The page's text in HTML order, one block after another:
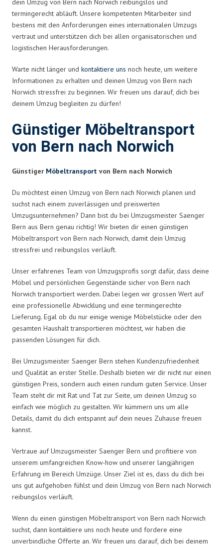
dein Umzug von Bern nach Norwich reibungslos und
termingerecht abläuft. Unsere kompetenten Mitarbeiter sind
bestens mit den Anforderungen eines internationalen Umzugs
vertraut und unterstützen dich bei allen organisatorischen und
logistischen Herausforderungen.
Warte nicht länger und kontaktiere uns noch heute, um weitere
Informationen zu erhalten und deinen Umzug von Bern nach
Norwich stressfrei zu beginnen. Wir freuen uns darauf, dich bei
deinem Umzug begleiten zu dürfen!
Günstiger Möbeltransport
von Bern nach Norwich
Günstiger Möbeltransport von Bern nach Norwich
Du möchtest einen Umzug von Bern nach Norwich planen und
suchst nach einem zuverlässigen und preiswerten
Umzugsunternehmen? Dann bist du bei Umzugsmeister Saenger
Bern aus Bern genau richtig! Wir bieten dir einen günstigen
Möbeltransport von Bern nach Norwich, damit dein Umzug
stressfrei und reibungslos verläuft.
Unser erfahrenes Team von Umzugsprofis sorgt dafür, dass deine
Möbel und persönlichen Gegenstände sicher von Bern nach
Norwich transportiert werden. Dabei legen wir grossen Wert auf
eine professionelle Abwicklung und eine termingerechte
Lieferung. Egal ob du nur einige wenige Möbelstücke oder den
gesamten Haushalt transportieren möchtest, wir haben die
passenden Lösungen für dich.
Bei Umzugsmeister Saenger Bern stehen Kundenzufriedenheit
und Qualität an erster Stelle. Deshalb bieten wir dir nicht nur einen
günstigen Preis, sondern auch einen rundum guten Service. Unser
Team steht dir mit Rat und Tat zur Seite, um deinen Umzug so
einfach wie möglich zu gestalten. Wir kümmern uns um alle
Details, damit du dich entspannt auf dein neues Zuhause freuen
kannst.
Vertraue auf Umzugsmeister Saenger Bern und profitiere von
unserem umfangreichen Know-how und unserer langjährigen
Erfahrung im Bereich Umzüge. Unser Ziel ist es, dass du dich bei
uns gut aufgehoben fühlst und dein Umzug von Bern nach Norwich
reibungslos verläuft.
Wenn du einen günstigen Möbeltransport von Bern nach Norwich
suchst, dann kontaktiere uns noch heute und fordere eine
unverbindliche Offerte an. Wir freuen uns darauf, dich bei deinem